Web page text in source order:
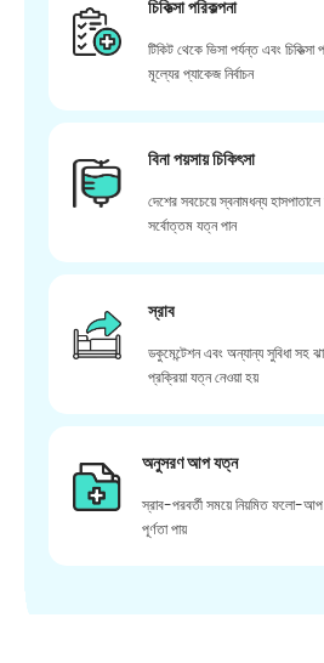
চিকিত্সা পরিকল্পনা
টিকিট থেকে ভিসা পর্যন্ত এবং চিকিত্সা
মূল্যের প্যাকেজ নির্বাচন
বিনা পয়সায় চিকিৎসা
দেশের সবচেয়ে স্বনামধন্য
সর্বোত্তম যত্ন পান
স্রাব
ডকুমেন্টেশন এবং অন্যান্য সুবিধা সহ
প্রক্রিয়া যত্ন নেওয়া হয়
অনুসরণ আপ যত্ন
স্রাব-পরবর্তী সময়ে নিয়মিত ফলো-
পূর্ণতা পায়